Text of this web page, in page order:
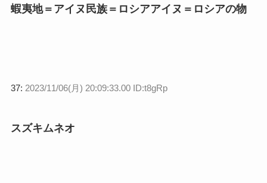
蝦夷地＝アイヌ民族＝ロシアアイヌ＝ロシアの物
37: 2023/11/06(月) 20:09:33.00 ID:t8gRp
スズキムネオ